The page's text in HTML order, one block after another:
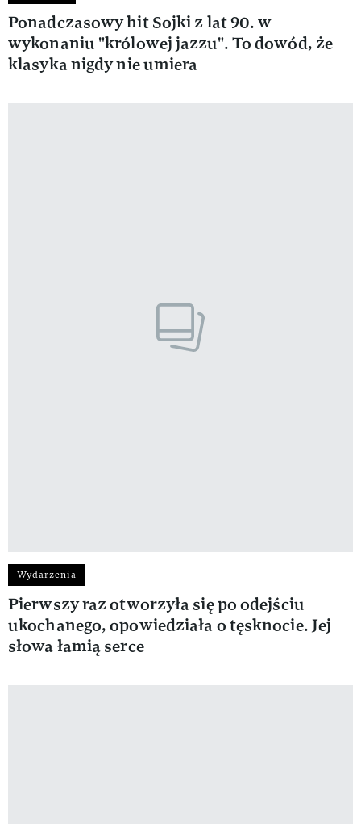
Ponadczasowy hit Sojki z lat 90. w
wykonaniu "królowej jazzu". To dowód, że
klasyka nigdy nie umiera
Wydarzenia
Pierwszy raz otworzyła się po odejściu
ukochanego, opowiedziała o tęsknocie. Jej
słowa łamią serce